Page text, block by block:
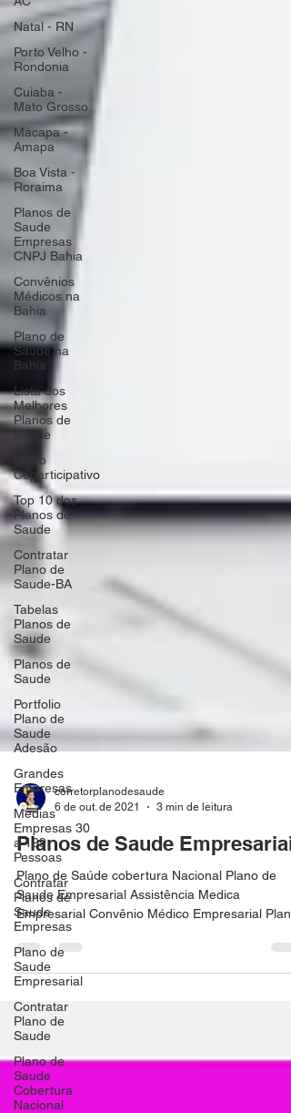
Natal - RN
Porto Velho -
Rondonia
Cuiaba -
Mato Grosso
Macapa -
Amapa
Boa Vista -
Roraima
Planos de
Saude
Empresas
CNPJ Bahia
Convênios
Médicos na
Bahia
Plano de
Saude na
Bahia
Lista dos
Melhores
Planos de
Saude
Plano
Coparticipativo
Top 10 dos
Planos de
Saude
Contratar
Plano de
Saude-BA
Tabelas
Planos de
Saude
Planos de
Saude
Portfolio
Plano de
Saude
Adesão
Grandes
Empresas
Medias
Empresas 30
a 199
Pessoas
Contratar
Planos de
Saude
Empresas
Plano de
Saude
Empresarial
Contratar
Plano de
Saude
Plano de
Saude
Cobertura
Nacional
corretorplanodesaude
6 de out. de 2021
3 min de leitura
Planos de Saude
Plano de Saúde cobertura Nacional Plano de
Saude Empresarial Assistência Medica
Empresarial Convênio Médico Empresarial
de Saude...